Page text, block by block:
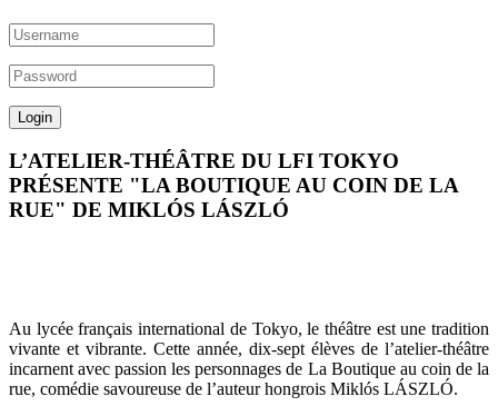
L’ATELIER-THÉÂTRE DU LFI TOKYO
PRÉSENTE "LA BOUTIQUE AU COIN DE LA
RUE" DE MIKLÓS LÁSZLÓ
Au lycée français international de Tokyo, le théâtre est une tradition
vivante et vibrante. Cette année, dix-sept élèves de l’atelier-théâtre
incarnent avec passion les personnages de La Boutique au coin de la
rue, comédie savoureuse de l’auteur hongrois Miklós LÁSZLÓ.